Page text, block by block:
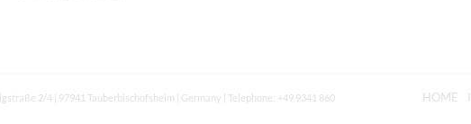
2/4 | 97941 Tauberbischofsheim | Germany | Telephone: +49 9341 860 HOME